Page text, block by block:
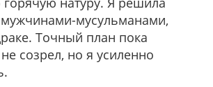
мужчинами-мусульманами,
Точный план пока
созрел, но я усиленно